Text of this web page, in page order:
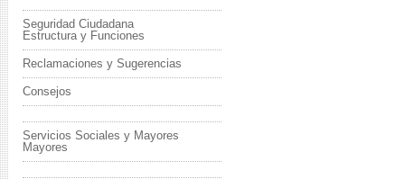
Seguridad Ciudadana
Estructura y Funciones
Reclamaciones y Sugerencias
Consejos
Servicios Sociales y Mayores
Mayores